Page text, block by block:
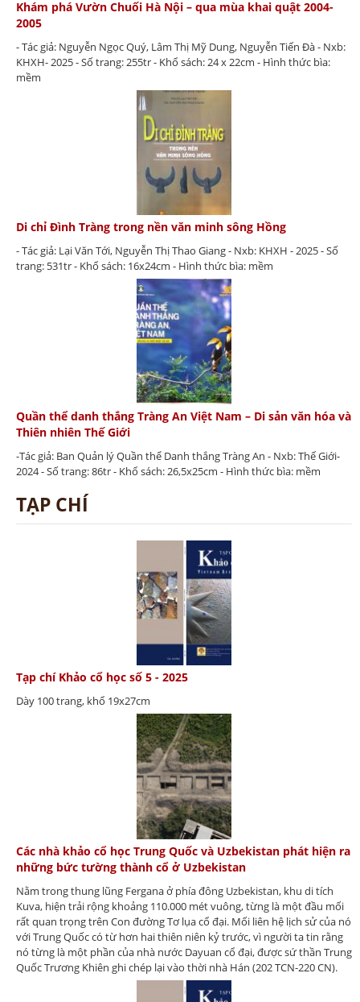
Khám phá Vườn Chuối Hà Nội – qua mùa khai quật 2004-
2005
- Tác giả: Nguyễn Ngọc Quý, Lâm Thị Mỹ Dung, Nguyễn Tiến Đà - Nxb:
KHXH- 2025 - Số trang: 255tr - Khổ sách: 24 x 22cm - Hình thức bìa:
mềm
Di chỉ Đình Tràng trong nền văn minh sông Hồng
- Tác giả: Lại Văn Tới, Nguyễn Thị Thao Giang - Nxb: KHXH - 2025 - Số
trang: 531tr - Khổ sách: 16x24cm - Hình thức bìa: mềm
Quần thể danh thắng Tràng An Việt Nam – Di sản văn hóa và
Thiên nhiên Thế Giới
-Tác giả: Ban Quản lý Quần thể Danh thắng Tràng An - Nxb: Thế Giới-
2024 - Số trang: 86tr - Khổ sách: 26,5x25cm - Hình thức bìa: mềm
TẠP CHÍ
Tạp chí Khảo cổ học số 5 - 2025
Dày 100 trang, khổ 19x27cm
Các nhà khảo cổ học Trung Quốc và Uzbekistan phát hiện ra
những bức tường thành cổ ở Uzbekistan
Nằm trong thung lũng Fergana ở phía đông Uzbekistan, khu di tích
Kuva, hiện trải rộng khoảng 110.000 mét vuông, từng là một đầu mối
rất quan trọng trên Con đường Tơ lụa cổ đại. Mối liên hệ lịch sử của nó
với Trung Quốc có từ hơn hai thiên niên kỷ trước, vì người ta tin rằng
nó từng là một phần của nhà nước Dayuan cổ đại, được sứ thần Trung
Quốc Trương Khiên ghi chép lại vào thời nhà Hán (202 TCN-220 CN).